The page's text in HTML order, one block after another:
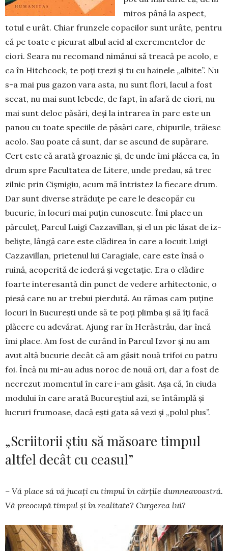
miros până la aspect,
totul e urât. Chiar frunzele copacilor sunt urâte, pentru
că pe toate e picurat albul acid al excrementelor de
ciori. Seara nu recomand nimănui să treacă pe aco­lo, e
ca în Hitchcock, te poți trezi și tu cu hainele „albite”. Nu
s-a mai pus gazon vara asta, nu sunt flori, lacul a fost
secat, nu mai sunt lebede, de fapt, în afară de ciori, nu
mai sunt deloc păsări, deși la intrarea în parc este un
panou cu toate speciile de păsări care, chipurile, trăiesc
acolo. Sau poate că sunt, dar se ascund de supărare.
Cert este că arată groaz­­nic și, de unde îmi plăcea ca, în
drum spre Fa­cultatea de Litere, unde predau, să trec
zilnic prin Ciș­­migiu, acum mă întristez la fiecare drum.
Dar sunt diverse străduțe pe care le descopăr cu
bucurie, în locuri mai puțin cunoscute. Îmi place un
părculeț, Parcul Luigi Cazzavillan, și el un pic lăsat de iz­
beliște, lângă care este clădirea în care a locuit Luigi
Cazza­villan, prietenul lui Cara­giale, ca­re este însă o
ruină, aco­perită de iederă și vegetație. Era o clă­dire
foarte interesantă din punct de ve­dere arhitectonic, o
piesă care nu ar trebui pierdută. Au ră­mas cam puține
locuri în Bucu­rești un­de să te poți plimba și să îți facă
plăcere cu adevărat. Ajung rar în He­răs­trău, dar încă
îmi place. Am fost de curând în Parcul Izvor și nu am
avut altă bucurie decât că am găsit nouă trifoi cu patru
foi. Încă nu mi-au adus noroc de nouă ori, dar a fost de
necrezut momen­tul în care i-am găsit. Așa că, în ciuda
modului în care arată Bucu­reștiul azi, se întâmplă și
lucruri fru­moa­se, dacă ești gata să vezi și „polul plus”.
„Scriitorii știu să măsoare timpul
altfel decât cu ceasul”
– Vă place să vă jucați cu timpul în cărțile dum­neavoastră.
Vă preocupă timpul și în reali­tate? Curgerea lui?